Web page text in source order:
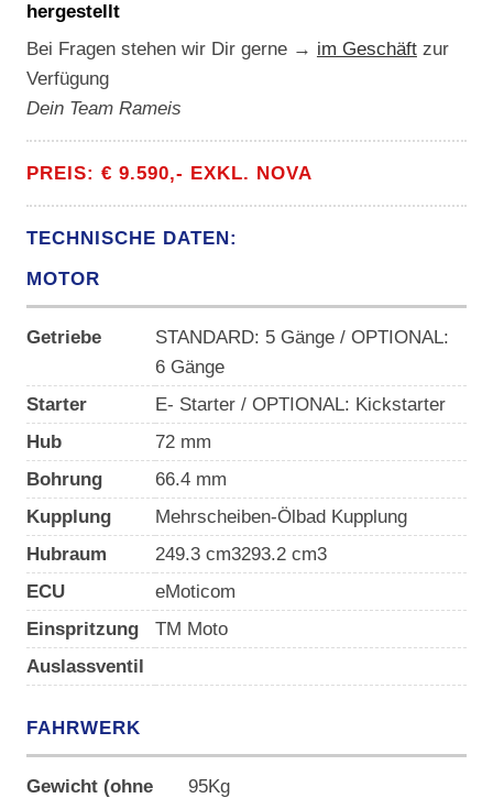
hergestellt
Bei Fragen stehen wir Dir gerne → im Geschäftzur
Verfügung
Dein Team Rameis
PREIS: € 9.590,- EXKL. NOVA
TECHNISCHE DATEN:
MOTOR
Getriebe
STANDARD: 5 Gänge / OPTIONAL:
6 Gänge
Starter
E- Starter / OPTIONAL: Kickstarter
Hub
72 mm
Bohrung
66.4 mm
Kupplung
Mehrscheiben-Ölbad Kupplung
Hubraum
249.3 cm3293.2 cm3
ECU
eMoticom
Einspritzung
TM Moto
Auslassventil
FAHRWERK
Gewicht (ohne
95Kg